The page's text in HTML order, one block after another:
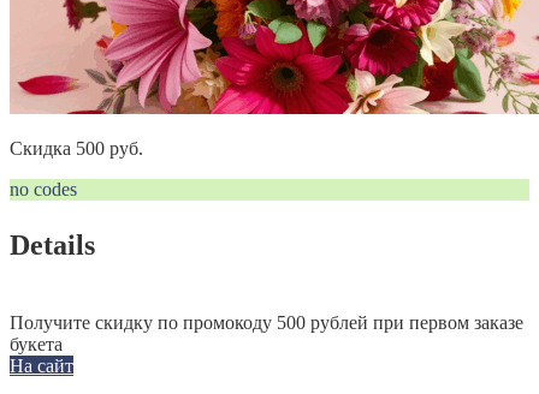
Скидка 500 руб.
no codes
Details
Получите скидку по промокоду 500 рублей при первом заказе
букета
На сайт